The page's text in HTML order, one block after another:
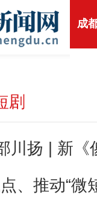
成
剧
川扬 | 新
、推动“